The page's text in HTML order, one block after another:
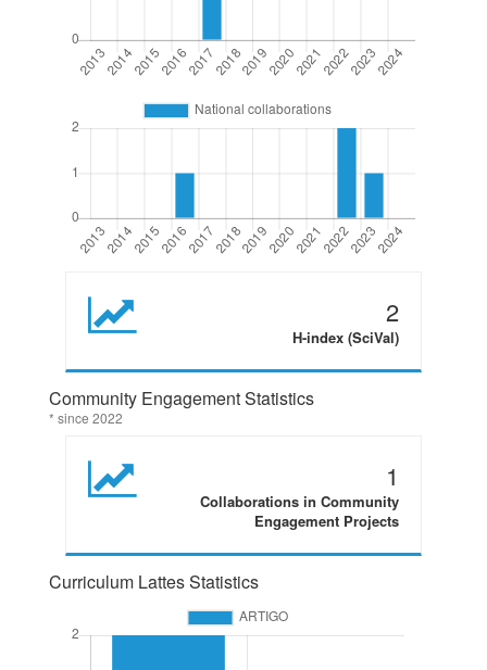
2
H-index (SciVal)
Community Engagement Statistics
* since 2022
1
Collaborations in Community
Engagement Projects
Curriculum Lattes Statistics